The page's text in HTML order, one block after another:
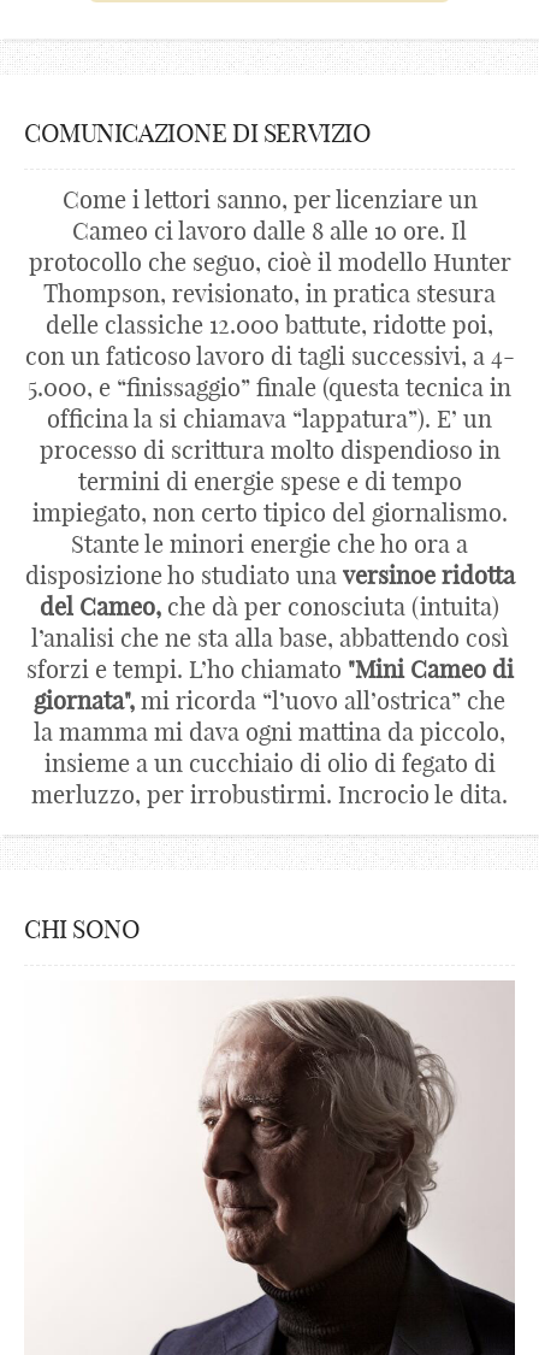
COMUNICAZIONE DI SERVIZIO
Come i lettori sanno, per licenziare un
Cameo ci lavoro dalle 8 alle 10 ore. Il
protocollo che seguo, cioè il modello Hunter
Thompson, revisionato, in pratica stesura
delle classiche 12.000 battute, ridotte poi,
con un faticoso lavoro di tagli successivi, a 4-
5.000, e “finissaggio” finale (questa tecnica in
officina la si chiamava “lappatura”). E’ un
processo di scrittura molto dispendioso in
termini di energie spese e di tempo
impiegato, non certo tipico del giornalismo.
Stante le minori energie che ho ora a
disposizione ho studiato una versinoe ridotta
del Cameo, che dà per conosciuta (intuita)
l’analisi che ne sta alla base, abbattendo così
sforzi e tempi. L’ho chiamato "Mini Cameo di
giornata", mi ricorda “l’uovo all’ostrica” che
la mamma mi dava ogni mattina da piccolo,
insieme a un cucchiaio di olio di fegato di
merluzzo, per irrobustirmi. Incrocio le dita.
CHI SONO